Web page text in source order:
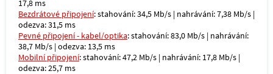
17,8 ms
Bezdrátové připojení: stahování: 34,5 Mb/s | nahrávání: 7,38 Mb/s |
odezva: 31,5 ms
Pevné připojení - kabel/optika: stahování: 83,0 Mb/s | nahrávání:
38,7 Mb/s | odezva: 13,5 ms
Mobilní připojení: stahování: 47,2 Mb/s | nahrávání: 17,8 Mb/s |
odezva: 25,7 ms